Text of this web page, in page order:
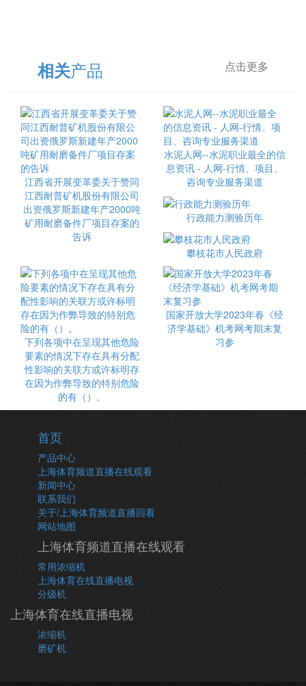
相关产品 点击更多
江西省开展变革委关于赞同
江西耐普矿机股份有限公司
出资俄罗斯新建年产2000吨
矿用耐磨备件厂项目存案的
告诉
水泥人网--水泥职业最全的信
息资讯 - 人网-行情、项目、
咨询专业服务渠道
行政能力测验历年
攀枝花市人民政府
下列各项中在呈现其他危险
要素的情况下存在具有分配
性影响的关联方或许标明存
在因为作弊导致的特别危险
的有（）。
国家开放大学2023年春《经
济学基础》机考网考期末复
习参
首页
产品中心
上海体育频道直播在线观看
新闻中心
联系我们
关于/上海体育频道直播回看
网站地图
上海体育频道直播在线观看
常用浓缩机
上海体育在线直播电视
分级机
上海体育在线直播电视
浓缩机
磨矿机